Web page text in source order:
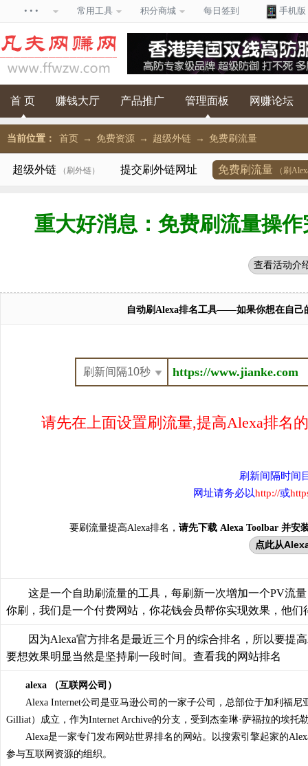
• • • 常用工具 积分商城 每日签到 手机版
首 页 赚钱大厅 产品推广 管理面板 网赚论坛
当前位置： 首页 → 免费资源 → 超级外链 → 免费刷流量
超级外链 （刷外链） 提交刷外链网址 免费刷流量 （刷
重大好消息：免费刷流量操
查看活动介
自动刷Alexa排名工具——如果你想在自己
请先在上面设置刷流量,提高Alexa排名
刷新间隔时间
网址请务必以http://或
要刷流量提高Alexa排名， 请先下载 Alexa Toolbar 并安
点此从
这是一个自助刷流量的工具，每刷新一次增加一个PV流
你刷，我们是一个付费网站，你花钱会员帮你实现效果，他们
因为Alexa官方排名是最近三个月的综合排名，所以要提
要想效果明显当然是坚持刷一段时间。 查看我的网站排名
alexa （互联网公司）
Alexa Internet公司是亚马逊公司的一家子公司，总部位于加利福尼
Gilliat）成立，作为Internet Archive的分支，受到杰奎琳·萨福拉的埃
Alexa是一家专门发布网站世界排名的网站。以搜索引擎起家的
参与互联网资源的组织。